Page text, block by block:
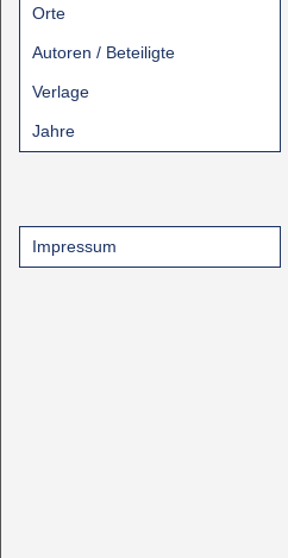
Orte
Autoren / Beteiligte
Verlage
Jahre
Impressum